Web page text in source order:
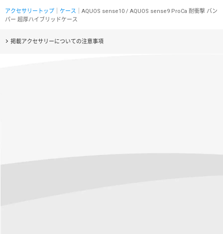
アクセサリートップ ケース ｜AQUOS sense10 / AQUOS sense9 ProCa 耐衝撃 バン
パー 超厚ハイブリッドケース
掲載アクセサリーについての注意事項